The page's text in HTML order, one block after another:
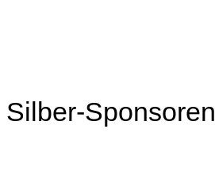
Silber-Sponsoren